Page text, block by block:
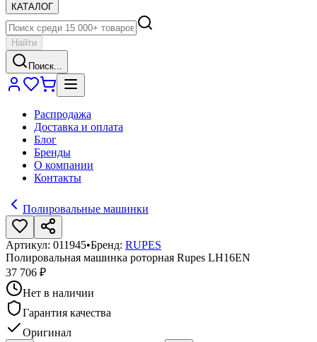
КАТАЛОГ
Найти
Поиск...
Распродажа
Доставка и оплата
Блог
Бренды
О компании
Контакты
Полировальные машинки
Артикул: 011945•Бренд: RUPES
Полировальная машинка роторная Rupes LH16EN
37 706 ₽
Нет в наличии
Гарантия качества
Оригинал